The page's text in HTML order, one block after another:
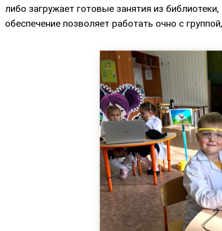
либо загружает готовые занятия из
обеспечение позволяет работать очно с